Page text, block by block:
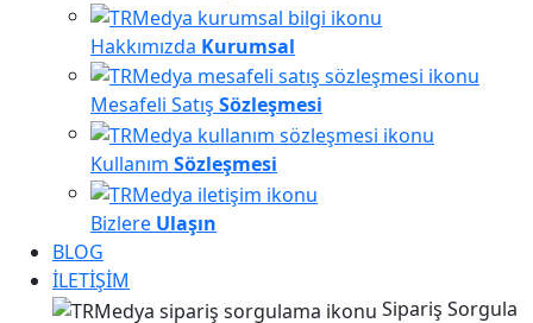
Hakkımızda Kurumsal
Mesafeli Satış Sözleşmesi
Kullanım Sözleşmesi
Bizlere Ulaşın
BLOG
İLETİŞİM
Sipariş Sorgula